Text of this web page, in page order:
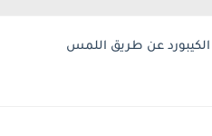
عن طريق اللمس